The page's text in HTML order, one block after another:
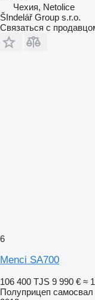
Чехия, Netolice
ŠIndelář Group s.r.o.
Связаться с
6
Menci SA700
106 400 TJS 9 990 € ≈
Полуприцеп самосвал